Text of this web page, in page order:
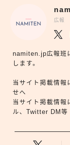
広報
namiten.jp広報班
します。
当サイト掲載情
せへ
当サイト掲載情
ル、Twitter DM等